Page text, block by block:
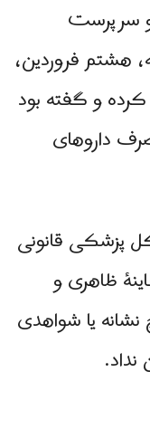
سرپرست
هشتم فروردین،
و گفته بود
داروهای
پزشکی قانونی
ظاهری و
یا شواهدی
نداد.